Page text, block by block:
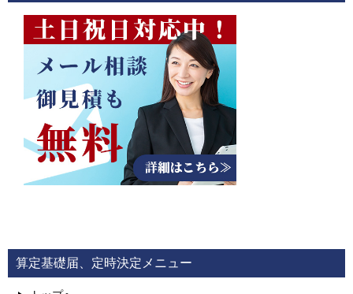
算定基礎届、定時決定メニュー